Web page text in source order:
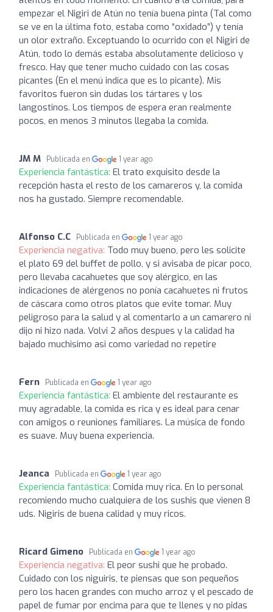
empezar el Nigiri de Atún no tenía buena pinta (Tal como
se ve en la última foto, estaba como “oxidado”) y tenía
un olor extraño. Exceptuando lo ocurrido con el Nigiri de
Atún, todo lo demás estaba absolutamente delicioso y
fresco. Hay que tener mucho cuidado con las cosas
picantes (En el menú indica que es lo picante). Mis
favoritos fueron sin dudas los tártares y los
langostinos. Los tiempos de espera eran realmente
pocos, en menos 3 minutos llegaba la comida.
JM M Publicada en 1 year ago
Experiencia fantástica: El trato exquisito desde la
recepción hasta el resto de los camareros y, la comida
nos ha gustado. Siempre recomendable.
Alfonso C.C Publicada en 1 year ago
Experiencia negativa: Todo muy bueno, pero les solicite
el plato 69 del buffet de pollo, y si avisaba de picar poco,
pero llevaba cacahuetes que soy alérgico, en las
indicaciones de alérgenos no ponía cacahuetes ni frutos
de cáscara como otros platos que evite tomar. Muy
peligroso para la salud y al comentarlo a un camarero ni
dijo ni hizo nada. Volvi 2 años despues y la calidad ha
bajado muchisimo asi como variedad no repetire
Fern Publicada en 1 year ago
Experiencia fantástica: El ambiente del restaurante es
muy agradable, la comida es rica y es ideal para cenar
con amigos o reuniones familiares. La música de fondo
es suave. Muy buena experiencia.
Jeanca Publicada en 1 year ago
Experiencia fantástica: Comida muy rica. En lo personal
recomiendo mucho cualquiera de los sushis que vienen 8
uds. Nigiris de buena calidad y muy ricos.
Ricard Gimeno Publicada en 1 year ago
Experiencia negativa: El peor sushi que he probado.
Cuidado con los niguiris, te piensas que son pequeños
pero los hacen grandes con mucho arroz y el pescado de
papel de fumar por encima para que te llenes y no pidas